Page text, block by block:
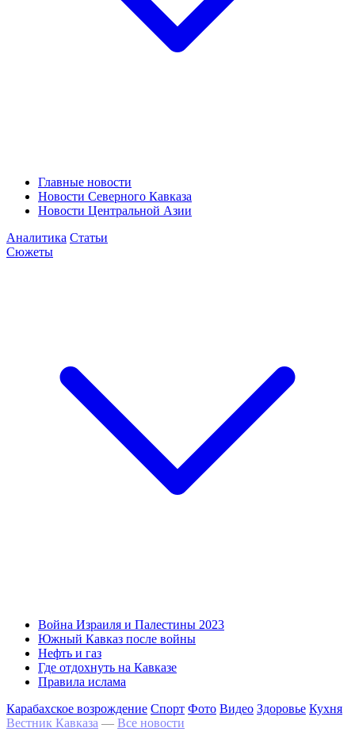
Главные новости
Новости Северного Кавказа
Новости Центральной Азии
Аналитика Статьи
Сюжеты
Война Израиля и Палестины 2023
Южный Кавказ после войны
Нефть и газ
Где отдохнуть на Кавказе
Правила ислама
Карабахское возрождение Спорт Фото Видео Здоровье Кухня
Вестник Кавказа — Все новости